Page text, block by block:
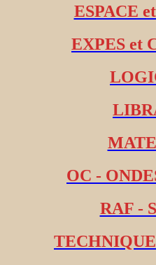
ESPACE
EXPES et
OC -
RAF -